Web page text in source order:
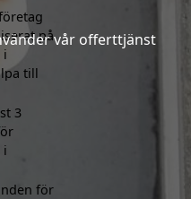
vår offerttjänst
på
i
till
3
i
för